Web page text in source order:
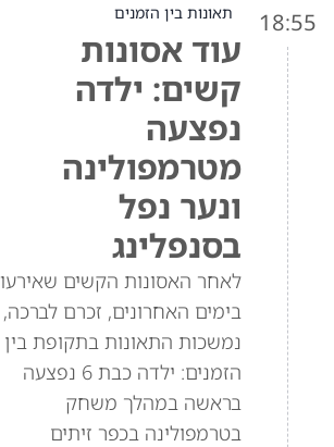
18:55 תאונות בין הזמנים
עוד אסונות
קשים: ילדה
נפצעה
מטרמפולינה
ונער נפל
בסנפלינג
לאחר האסונות הקשים שאירעו
בימים האחרונים, זכרם לברכה,
נמשכות התאונות בתקופת בין
הזמנים: ילדה כבת 6 נפצעה
בראשה במהלך משחק
בטרמפולינה בכפר זיתים